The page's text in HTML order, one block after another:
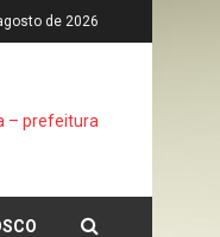
de 2026